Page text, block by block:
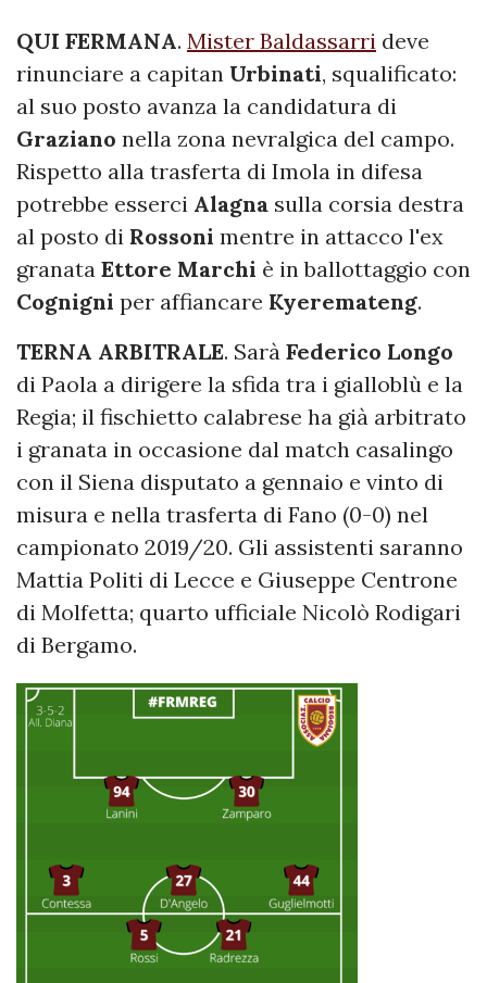
QUI FERMANA. Mister Baldassarri deve
rinunciare a capitan Urbinati, squalificato:
al suo posto avanza la candidatura di
Graziano nella zona nevralgica del campo.
Rispetto alla trasferta di Imola in difesa
potrebbe esserci Alagna sulla corsia destra
al posto di Rossoni mentre in attacco l'ex
granata Ettore Marchi è in ballottaggio con
Cognigni per affiancare Kyeremateng.
TERNA ARBITRALE. Sarà Federico Longo
di Paola a dirigere la sfida tra i gialloblù e la
Regia; il fischietto calabrese ha già arbitrato
i granata in occasione dal match casalingo
con il Siena disputato a gennaio e vinto di
misura e nella trasferta di Fano (0-0) nel
campionato 2019/20. Gli assistenti saranno
Mattia Politi di Lecce e Giuseppe Centrone
di Molfetta; quarto ufficiale Nicolò Rodigari
di Bergamo.